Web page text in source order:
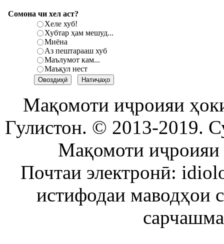
Сомона чи хел аст?
Хеле хуб!
Хубтар ҳам мешуд...
Миёна
Аз пештарааш хуб
Маълумот кам...
Маъқул нест
Мақомоти иҷроияи
Гулистон. © 2013-2019.
Мақомоти иҷроияи
Почтаи электронӣ:
истифодаи маводҳои